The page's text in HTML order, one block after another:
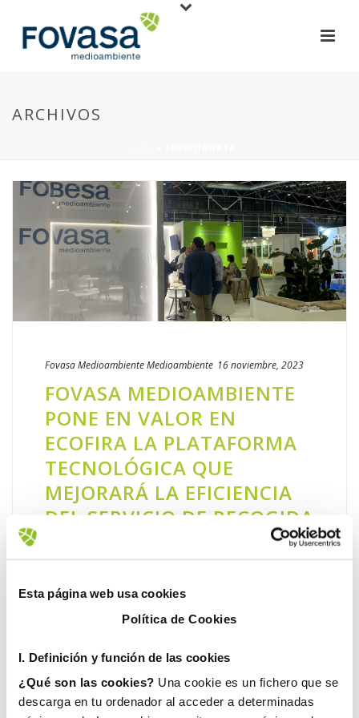
Esta página web usa cookies
Política de Cookies
I. Definición y función de las cookies
¿Qué son las cookies? Una cookie es un fichero que se
descarga en tu ordenador al acceder a determinadas
ARCHIVOS
Fovasa MedioambienteMedioambiente 16 noviembre, 2023
FOVASA MEDIOAMBIENTE
PONE EN VALOR EN
ECOFIRA LA PLATAFORMA
TECNOLÓGICA QUE
MEJORARÁ LA EFICIENCIA
DEL SERVICIO DE RECOGIDA
DE RESIDUOS Y LIMPIEZA
DE VALÈNCIA
Sostenibilidad, eficiencia y tecnología son los
tres pilares bajo los que se sustenta la hoja
residuos y limpieza que el Ayuntamiento de
València ha [...]